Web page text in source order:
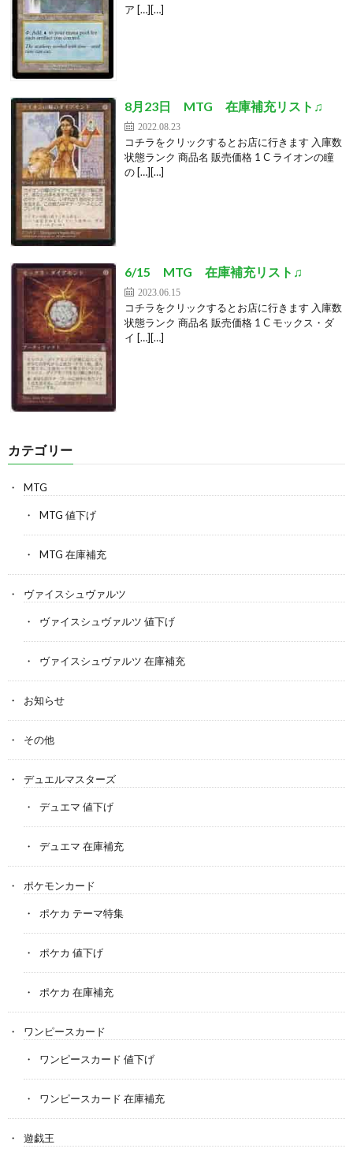
ア […][…]
8月23日 MTG 在庫補充リスト♫
2022.08.23
コチラをクリックするとお店に行きます 入庫数
状態ランク 商品名 販売価格 1 C ライオンの瞳
の […][…]
6/15 MTG 在庫補充リスト♫
2023.06.15
コチラをクリックするとお店に行きます 入庫数
状態ランク 商品名 販売価格 1 C モックス・ダ
イ […][…]
カテゴリー
MTG
MTG 値下げ
MTG 在庫補充
ヴァイスシュヴァルツ
ヴァイスシュヴァルツ 値下げ
ヴァイスシュヴァルツ 在庫補充
お知らせ
その他
デュエルマスターズ
デュエマ 値下げ
デュエマ 在庫補充
ポケモンカード
ポケカ テーマ特集
ポケカ 値下げ
ポケカ 在庫補充
ワンピースカード
ワンピースカード 値下げ
ワンピースカード 在庫補充
遊戯王